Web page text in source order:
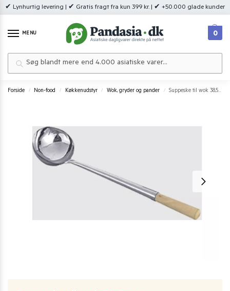
✔ Lynhurtig levering | ✔ Gratis fragt fra kun 399 kr. | ✔ +50.000 glade kunder
MENU 0
Forside / Non-food / Køkkenudstyr / Wok, gryder og pander / Suppeske til wok 38,5 cm.